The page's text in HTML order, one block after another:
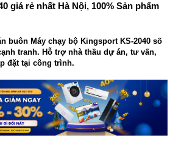
giá rẻ nhất Hà Nội, 100% Sản phẩm
buôn Máy chạy bộ Kingsport KS-2040 số
tranh. Hỗ trợ nhà thầu dự án, tư vấn,
đặt tại công trình.